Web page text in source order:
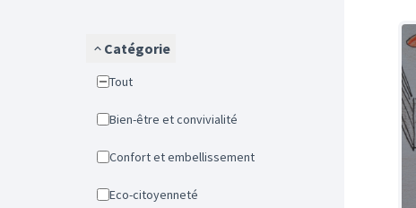
Catégorie
Tout
Bien-être et convivialité
Confort et embellissement
Eco-citoyenneté